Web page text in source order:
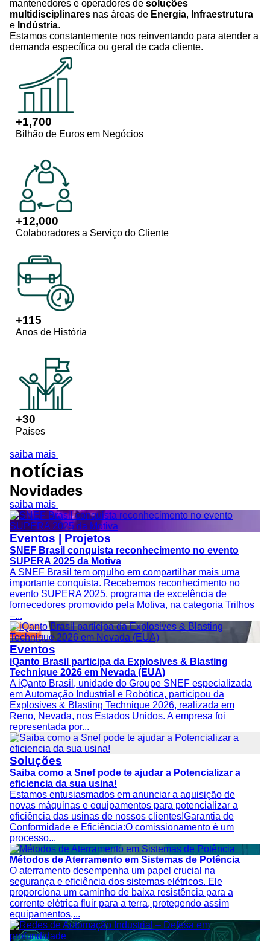
mantenedores e operadores de soluções
multidisciplinares nas áreas de Energia, Infraestrutura
e Indústria.
Estamos constantemente nos reinventando para atender a
demanda específica ou geral de cada cliente.
+1,700
Bilhão de Euros em Negócios
+12,000
Colaboradores a Serviço do Cliente
+115
Anos de História
+30
Países
saiba mais
notícias
Novidades
saiba mais
Eventos | Projetos
SNEF Brasil conquista reconhecimento no evento
SUPERA 2025 da Motiva
A SNEF Brasil tem orgulho em compartilhar mais uma
importante conquista. Recebemos reconhecimento no
evento SUPERA 2025, programa de excelência de
fornecedores promovido pela Motiva, na categoria Trilhos
–...
Eventos
iQanto Brasil participa da Explosives & Blasting
Technique 2026 em Nevada (EUA)
A iQanto Brasil, unidade do Groupe SNEF especializada
em Automação Industrial e Robótica, participou da
Explosives & Blasting Technique 2026, realizada em
Reno, Nevada, nos Estados Unidos. A empresa foi
representada por...
Soluções
Saiba como a Snef pode te ajudar a Potencializar a
eficiencia da sua usina!
Estamos entusiasmados em anunciar a aquisição de
novas máquinas e equipamentos para potencializar a
eficiência das usinas de nossos clientes!Garantia de
Conformidade e Eficiência:O comissionamento é um
processo...
Métodos de Aterramento em Sistemas de Potência
O aterramento desempenha um papel crucial na
segurança e eficiência dos sistemas elétricos. Ele
proporciona um caminho de baixa resistência para a
corrente elétrica fluir para a terra, protegendo assim
equipamentos,...